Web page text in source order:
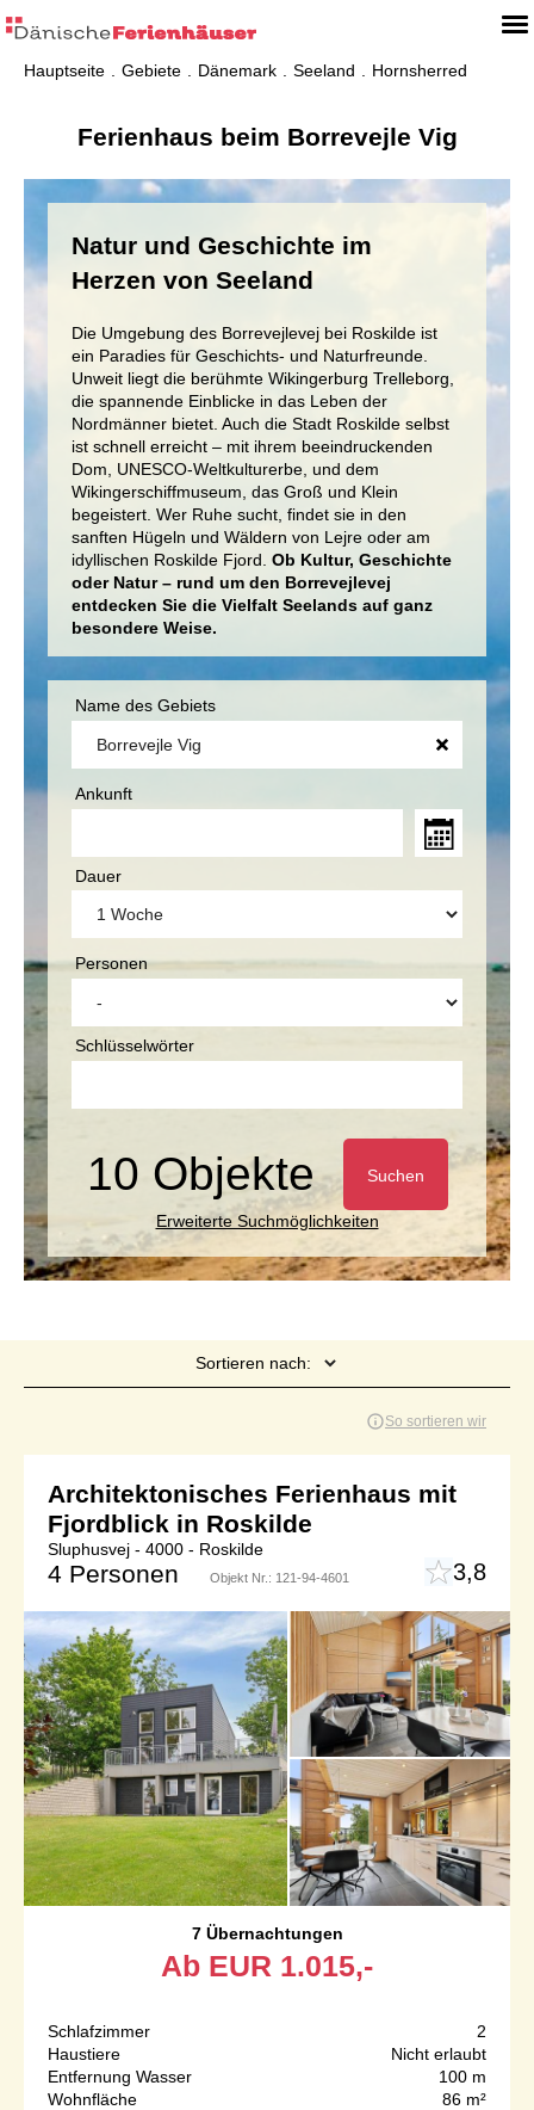
Hauptseite Gebiete Dänemark Seeland Hornsherred
Ferienhaus beim Borrevejle Vig
Natur und Geschichte im
Herzen von Seeland
Die Umgebung des Borrevejlevej bei Roskilde ist
ein Paradies für Geschichts- und Naturfreunde.
Unweit liegt die berühmte Wikingerburg Trelleborg,
die spannende Einblicke in das Leben der
Nordmänner bietet. Auch die Stadt Roskilde selbst
ist schnell erreicht – mit ihrem beeindruckenden
Dom, UNESCO-Weltkulturerbe, und dem
Wikingerschiffmuseum, das Groß und Klein
begeistert. Wer Ruhe sucht, findet sie in den
sanften Hügeln und Wäldern von Lejre oder am
idyllischen Roskilde Fjord. Ob Kultur, Geschichte
oder Natur – rund um den Borrevejlevej
entdecken Sie die Vielfalt Seelands auf ganz
besondere Weise.
Name des Gebiets
Ankunft
Dauer
Personen
Schlüsselwörter
10 Objekte Suchen
Erweiterte Suchmöglichkeiten
Sortieren nach:
So sortieren wir
Architektonisches Ferienhaus mit
Fjordblick in Roskilde
Sluphusvej - 4000 - Roskilde
4 Personen Objekt Nr.: 121-94-4601 3,8
7 Übernachtungen
Ab EUR 1.015,-
Schlafzimmer
2
Haustiere
Nicht erlaubt
Entfernung Wasser
100 m
Wohnfläche
86 m²